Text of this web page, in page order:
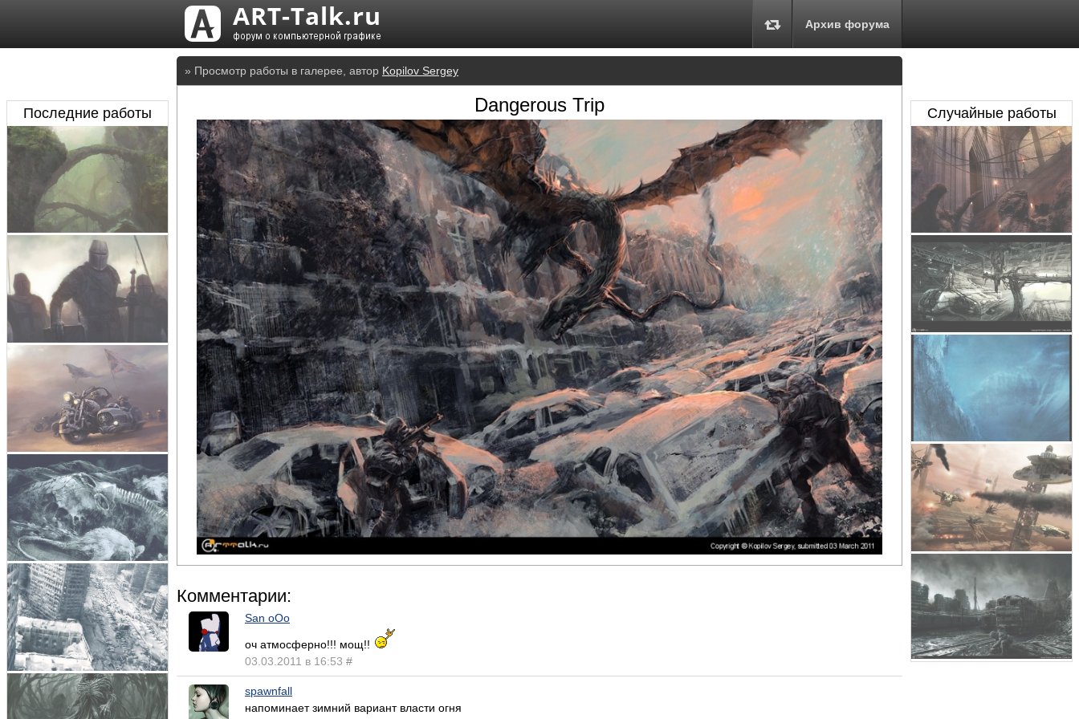
Архив форума
» Просмотр работы в галерее, автор Kopilov Sergey
Dangerous Trip
Комментарии:
San oOo
оч атмосферно!!! мощ!!
03.03.2011 в 16:53 #
spawnfall
напоминает зимний вариант власти огня
Последние работы Случайные работы